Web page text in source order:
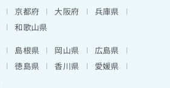
京都府 大阪府
兵庫県
和歌山県
島根県 岡山県
広島県
徳島県 香川県
愛媛県